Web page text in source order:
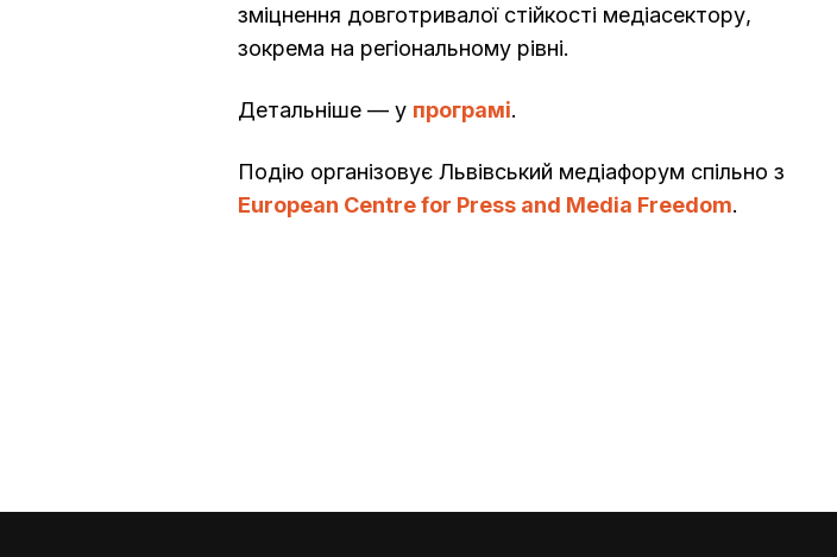
зміцнення довготривалої стійкості медіасектору,
зокрема на регіональному рівні.
Детальніше — у програмі.
Подію організовує Львівський медіафорум спільно з
European Centre for Press and Media Freedom.